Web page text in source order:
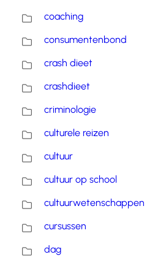
coaching
consumentenbond
crash dieet
crashdieet
criminologie
culturele reizen
cultuur
cultuur op school
cultuurwetenschappen
cursussen
dag